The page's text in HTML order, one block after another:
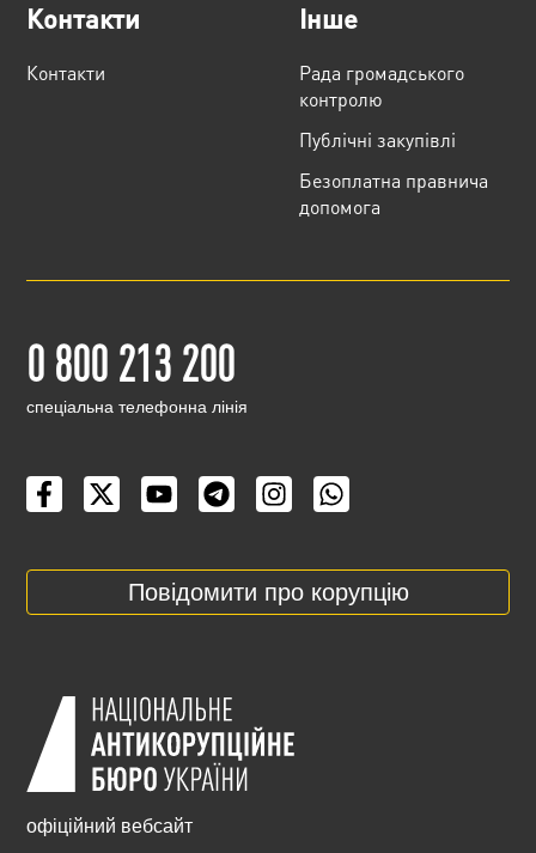
Контакти
Контакти
Інше
Рада громадського
контролю
Публічні закупівлі
Безоплатна правнича
допомога
0 800 213 200
cпеціальна телефонна лінія
Повідомити про корупцію
офіційний вебсайт